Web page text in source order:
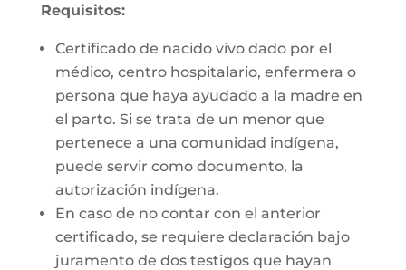
Requisitos:
Certificado de nacido vivo dado por el
médico, centro hospitalario, enfermera o
persona que haya ayudado a la madre en
el parto. Si se trata de un menor que
pertenece a una comunidad indígena,
puede servir como documento, la
autorización indígena.
En caso de no contar con el anterior
certificado, se requiere declaración bajo
juramento de dos testigos que hayan